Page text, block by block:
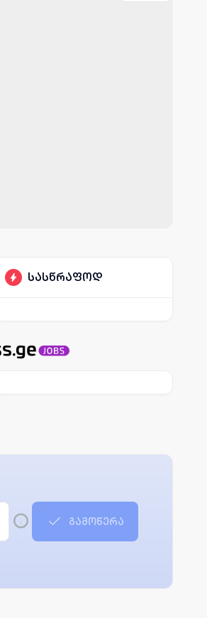
სასწრაფოდ
გამოწერა